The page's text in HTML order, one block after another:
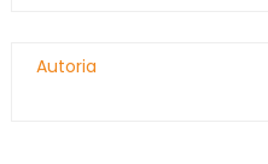
Autoria